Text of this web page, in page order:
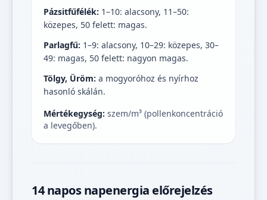
Pázsitfűfélék: 1–10: alacsony, 11–50:
közepes, 50 felett: magas.
Parlagfű: 1–9: alacsony, 10–29: közepes, 30–
49: magas, 50 felett: nagyon magas.
Tölgy, Üröm: a mogyoróhoz és nyírhoz
hasonló skálán.
Mértékegység: szem/m³ (pollenkoncentráció
a levegőben).
14 napos napenergia előrejelzés